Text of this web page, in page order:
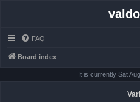
FAQ
Board index
It is currently Sat